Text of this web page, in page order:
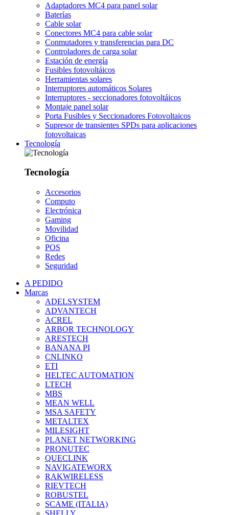
Adaptadores MC4 para panel solar
Baterías
Cable solar
Conectores MC4 para cable solar
Conmutadores y transferencias para DC
Controladores de carga solar
Estación de energía
Fusibles fotovoltáicos
Herramientas solares
Interruptores automáticos Solares
Interruptores - seccionadores fotovoltáicos
Montaje panel solar
Porta Fusibles y Seccionadores Fotovoltaicos
Supresor de transientes SPDs para aplicaciones
fotovoltaicas
Tecnología
Tecnología
Accesorios
Computo
Electrónica
Gaming
Movilidad
Oficina
POS
Redes
Seguridad
A PEDIDO
Marcas
ADELSYSTEM
ADVANTECH
ACREL
ARBOR TECHNOLOGY
ARESTECH
BANANA PI
CNLINKO
ETI
HELTEC AUTOMATION
LTECH
MBS
MEAN WELL
MSA SAFETY
METALTEX
MILESIGHT
PLANET NETWORKING
PRONUTEC
QUECLINK
NAVIGATEWORX
RAKWIRELESS
RIEVTECH
ROBUSTEL
SCAME (ITALIA)
SHELLY